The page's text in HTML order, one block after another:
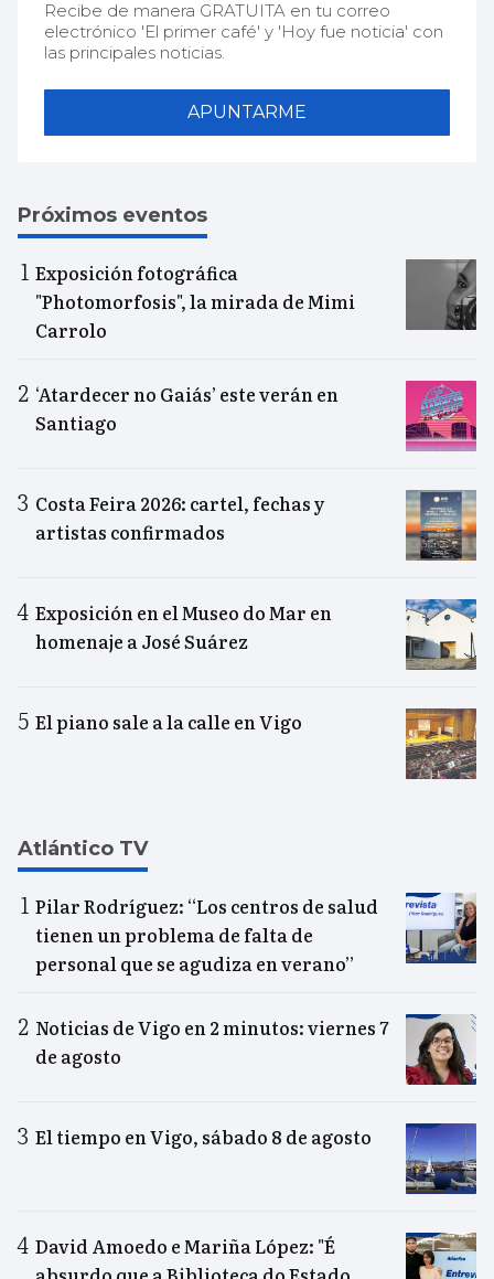
Recibe de manera GRATUITA en tu correo
electrónico 'El primer café' y 'Hoy fue noticia' con
las principales noticias.
APUNTARME
Próximos eventos
Exposición fotográfica
"Photomorfosis", la mirada de Mimi
Carrolo
‘Atardecer no Gaiás’ este verán en
Santiago
Costa Feira 2026: cartel, fechas y
artistas confirmados
Exposición en el Museo do Mar en
homenaje a José Suárez
El piano sale a la calle en Vigo
Atlántico TV
Pilar Rodríguez: “Los centros de salud
tienen un problema de falta de
personal que se agudiza en verano”
Noticias de Vigo en 2 minutos: viernes 7
de agosto
El tiempo en Vigo, sábado 8 de agosto
David Amoedo e Mariña López: "É